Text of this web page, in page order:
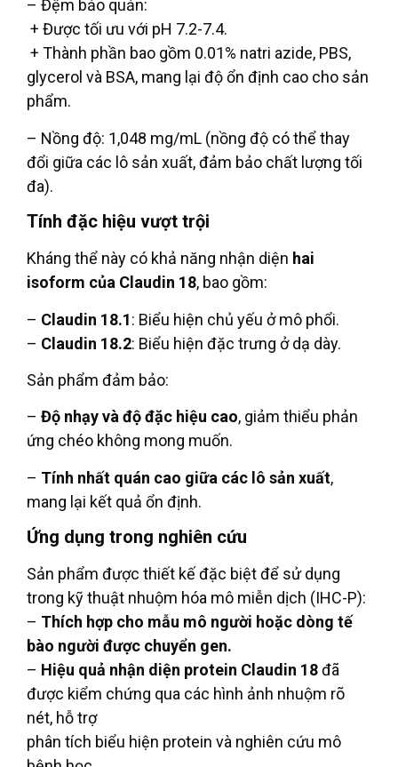
– Đệm bảo quản:
+ Được tối ưu với pH 7.2-7.4.
+ Thành phần bao gồm 0.01% natri azide, PBS,
glycerol và BSA, mang lại độ ổn định cao cho sản
phẩm.
– Nồng độ: 1,048 mg/mL (nồng độ có thể thay
đổi giữa các lô sản xuất, đảm bảo chất lượng tối
đa).
Tính đặc hiệu vượt trội
Kháng thể này có khả năng nhận diện hai
isoform của Claudin 18, bao gồm:
– Claudin 18.1: Biểu hiện chủ yếu ở mô phổi.
– Claudin 18.2: Biểu hiện đặc trưng ở dạ dày.
Sản phẩm đảm bảo:
– Độ nhạy và độ đặc hiệu cao, giảm thiểu phản
ứng chéo không mong muốn.
– Tính nhất quán cao giữa các lô sản xuất,
mang lại kết quả ổn định.
Ứng dụng trong nghiên cứu
Sản phẩm được thiết kế đặc biệt để sử dụng
trong kỹ thuật nhuộm hóa mô miễn dịch (IHC-P):
– Thích hợp cho mẫu mô người hoặc dòng tế
bào người được chuyển gen.
– Hiệu quả nhận diện protein Claudin 18đã
được kiểm chứng qua các hình ảnh nhuộm rõ
nét, hỗ trợ
phân tích biểu hiện protein và nghiên cứu mô